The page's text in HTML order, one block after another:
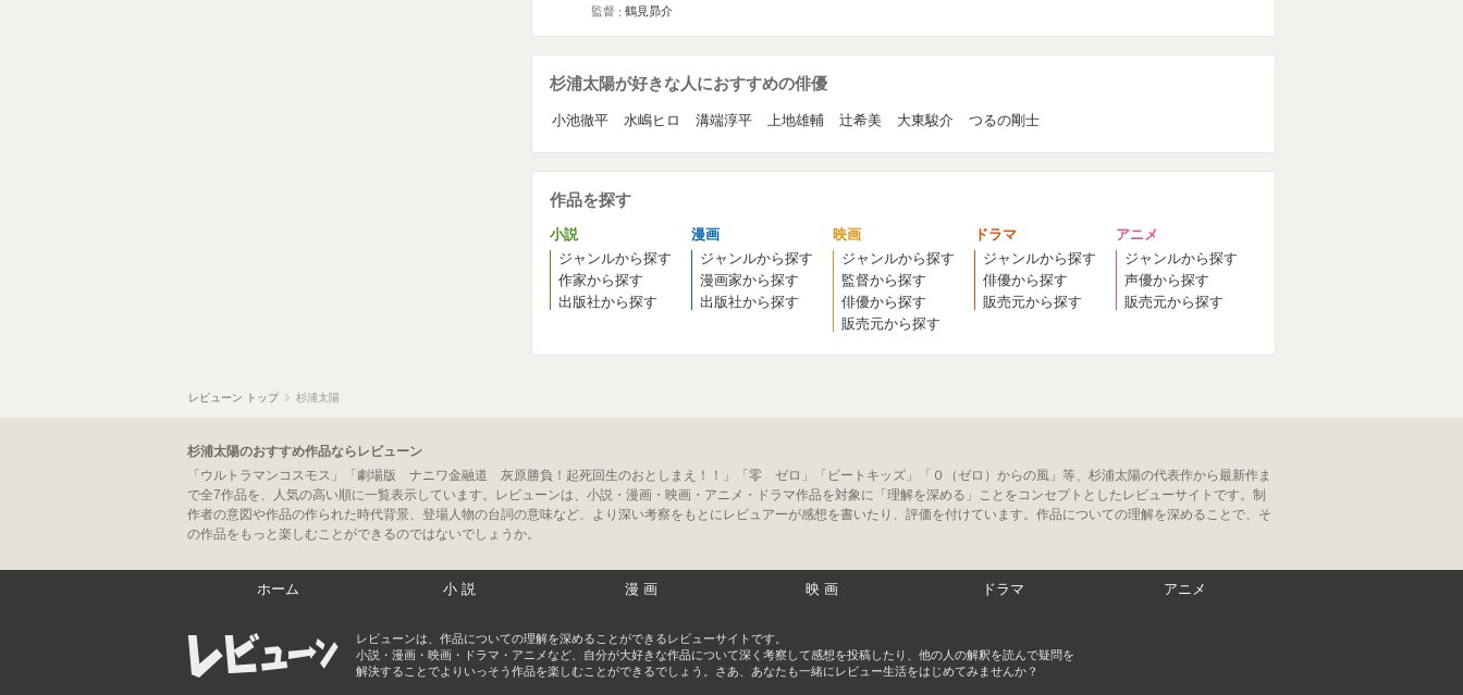
監督 鶴見昴介
杉浦太陽が好きな人におすすめの俳優
小池徹平 水嶋ヒロ 溝端淳平 上地雄輔 辻希美 大東駿介 つるの剛士
作品を探す
小説
ジャンルから探す
作家から探す
出版社から探す
漫画
ジャンルから探す
漫画家から探す
出版社から探す
映画
ジャンルから探す
監督から探す
俳優から探す
販売元から探す
ドラマ
ジャンルから探す
俳優から探す
販売元から探す
アニメ
ジャンルから探す
声優から探す
販売元から探す
レビューン トップ 杉浦太陽
杉浦太陽のおすすめ作品ならレビューン
「ウルトラマンコスモス」「劇場版 ナニワ金融道 灰原勝負！起死回生のおとしまえ！！」「零 ゼロ」「ビートキッズ」「０（ゼロ）からの風」等、杉浦太陽の代表作から最新作ま
で全7作品を、人気の高い順に一覧表示しています。レビューンは、小説・漫画・映画・アニメ・ドラマ作品を対象に「理解を深める」ことをコンセプトとしたレビューサイトです。制
作者の意図や作品の作られた時代背景、登場人物の台詞の意味など、より深い考察をもとにレビュアーが感想を書いたり、評価を付けています。作品についての理解を深めることで、そ
の作品をもっと楽しむことができるのではないでしょうか。
ホーム 小説 漫画 映画 ドラマ アニメ
レビューンは、作品についての理解を深めることができるレビューサイトです。
小説・漫画・映画・ドラマ・アニメなど、自分が大好きな作品について深く考察して感想を投稿したり、他の人の解釈を読んで疑問を
解決することでよりいっそう作品を楽しむことができるでしょう。さあ、あなたも一緒にレビュー生活をはじめてみませんか？